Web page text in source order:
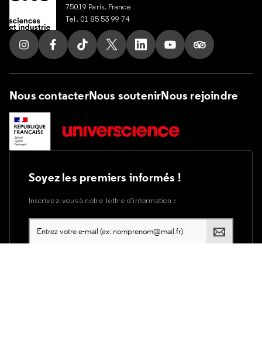
75019 Paris, France
Tel. 01 85 53 99 74
Suivez nous sur Instagram
Suivez nous sur Facebook
Suivez nous sur Tik Tok
Suivez nous sur X
Suivez nous sur LinkedIn
Suivez nous sur
Suivez nous
Nous contacterNous soutenirNous rejoindre
Soyez les premiers informés !
Inscrivez-vous à notre lettre d’information :